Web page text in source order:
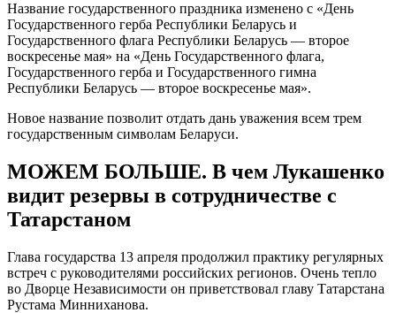
Название государственного праздника изменено с «День
Государственного герба Республики Беларусь и
Государственного флага Республики Беларусь — второе
воскресенье мая» на «День Государственного флага,
Государственного герба и Государственного гимна
Республики Беларусь — второе воскресенье мая».
Новое название позволит отдать дань уважения всем трем
государственным символам Беларуси.
МОЖЕМ БОЛЬШЕ. В чем Лукашенко
видит резервы в сотрудничестве с
Татарстаном
Глава государства 13 апреля продолжил практику регулярных
встреч с руководителями российских регионов. Очень тепло
во Дворце Независимости он приветствовал главу Татарстана
Рустама Минниханова.